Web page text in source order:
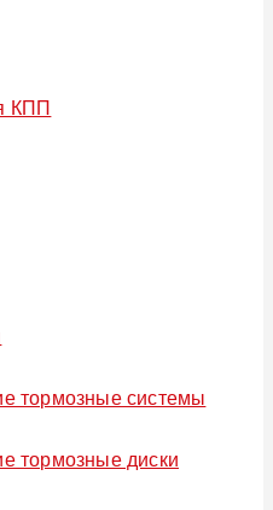
КПП
тормозные системы
тормозные диски